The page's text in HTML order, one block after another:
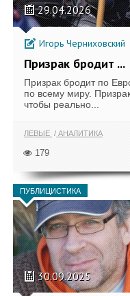
29.04.2026
Игорь Черниховский
Призрак бродит ...
Призрак бродит по
по всему миру.
чтобы реально...
ЛЕВЫЕ АНАЛИТИКА
179
ПУБЛИЦИСТИКА
30.09.2025